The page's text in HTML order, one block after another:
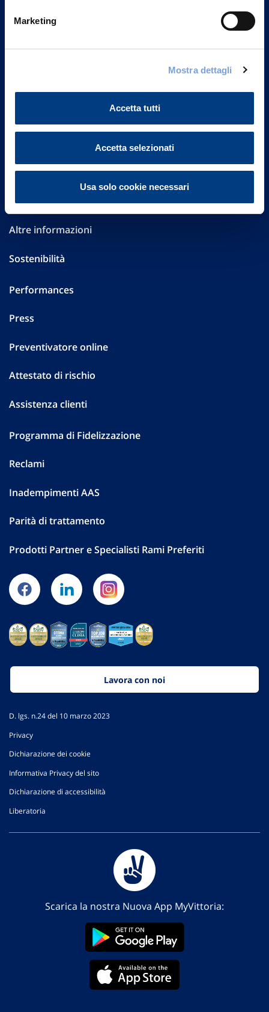
Marketing
Mostra dettagli
Accetta tutti
Accetta selezionati
Usa solo cookie necessari
Governance
Investor Relations
Altre informazioni
Sostenibilità
Performances
Press
Preventivatore online
Attestato di rischio
Assistenza clienti
Programma di Fidelizzazione
Reclami
Inadempimenti AAS
Parità di trattamento
Prodotti Partner e Specialisti Rami Preferiti
Lavora con noi
D. lgs. n.24 del 10 marzo 2023
Privacy
Dichiarazione dei cookie
Informativa Privacy del sito
Dichiarazione di accessibilità
Liberatoria
Scarica la nostra Nuova App MyVittoria: